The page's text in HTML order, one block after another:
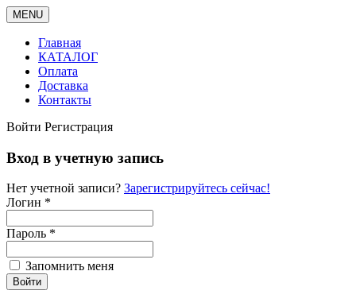
MENU
Главная
КАТАЛОГ
Оплата
Доставка
Контакты
Войти Регистрация
Вход в учетную запись
Нет учетной записи? Зарегистрируйтесь сейчас!
Логин *
Пароль *
Запомнить меня